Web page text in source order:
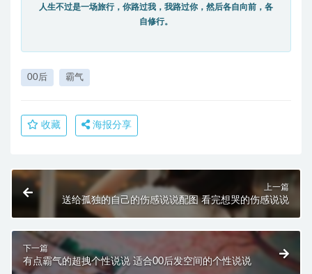
人生不过是一场旅行，你路过我，我路过你，然后各自向前，各
自修行。
00后 霸气
收藏 海报分享
上一篇
送给孤独的自己的伤感说说配图 看完想哭的伤感说说
下一篇
有点霸气的超拽个性说说 适合00后发空间的个性说说